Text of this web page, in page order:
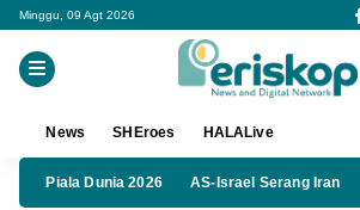
Minggu, 09 Agt 2026
News SHEroes HALALive
Piala Dunia 2026 AS-Israel Serang Iran